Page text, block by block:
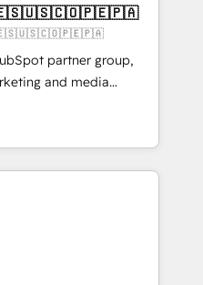
new visitors for a
CS: 415% conversion
Impact Award 🏆
🏆 Gold AVA Digital
CRM
partner group,
and media
and Southern
countries. Born in Chile,
international reach to
technology, creativity,
building end-to-
AI automation,
content, and digital
works in Spanish,